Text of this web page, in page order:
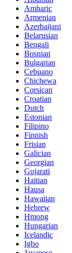
Amharic
Armenian
Azerbaijani
Belarusian
Bengali
Bosnian
Bulgarian
Cebuano
Chichewa
Corsican
Croatian
Dutch
Estonian
Filipino
Finnish
Frisian
Galician
Georgian
Gujarati
Haitian
Hausa
Hawaiian
Hebrew
Hmong
Hungarian
Icelandic
Igbo